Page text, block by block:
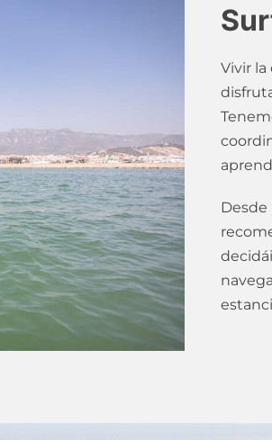
Vivir
Desde